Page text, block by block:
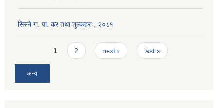
सिस्ने गा. पा. कर तथा शुल्कहरु , २०८१
Pages1 2 next › last »
अन्य